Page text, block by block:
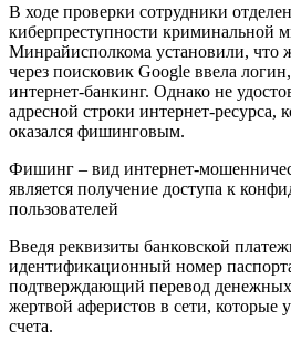
В ходе проверки сотрудники
киберпреступности криминальной
Минрайисполкома установили, что
через поисковик Google ввела
интернет-банкинг. Однако не
адресной строки интернет-ресурса,
оказался фишинговым.
Фишинг – вид интернет-
является получение доступа к
пользователей
Введя реквизиты банковской
идентификационный номер
подтверждающий перевод
жертвой аферистов в сети, которые
счета.